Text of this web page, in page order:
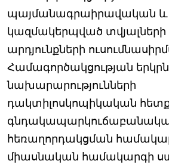
պայմանագրաիրավական և
կազմակերպված տվյալների
արդյունքների
Համագործակցության
նախարարությունների
դակտիլոսկոպիկական
հեռաղորդակցման
միասնական համակարգի